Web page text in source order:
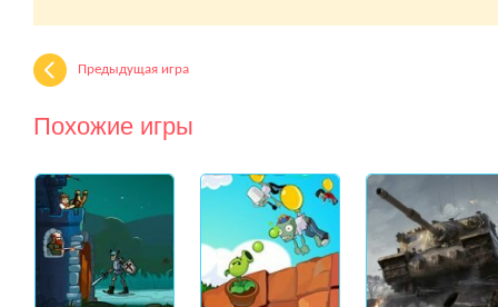
Предыдущая игра
Похожие игры